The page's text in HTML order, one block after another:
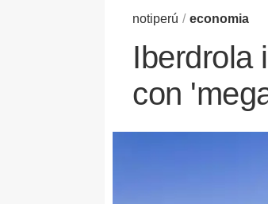
notiperú / economia
Iberdrola
con